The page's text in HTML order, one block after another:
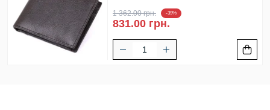
1 362.00 грн. -39%
831.00 грн.